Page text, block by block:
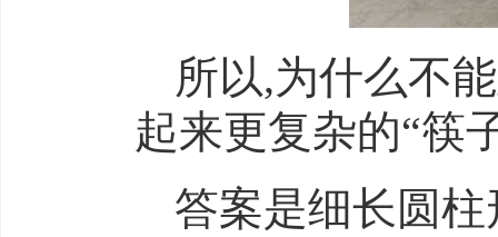
所以,为什么不
起来更复杂的“筷
答案是细长圆